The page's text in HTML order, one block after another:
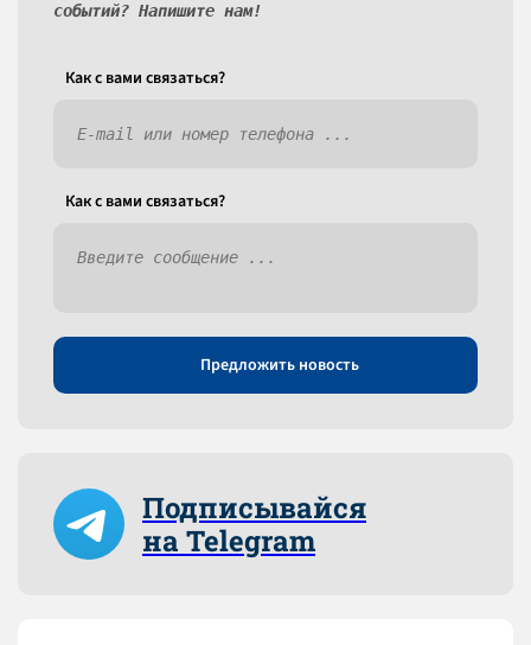
событий? Напишите нам!
Как c вами связаться?
Как c вами связаться?
Предложить новость
Подписывайся
на Telegram